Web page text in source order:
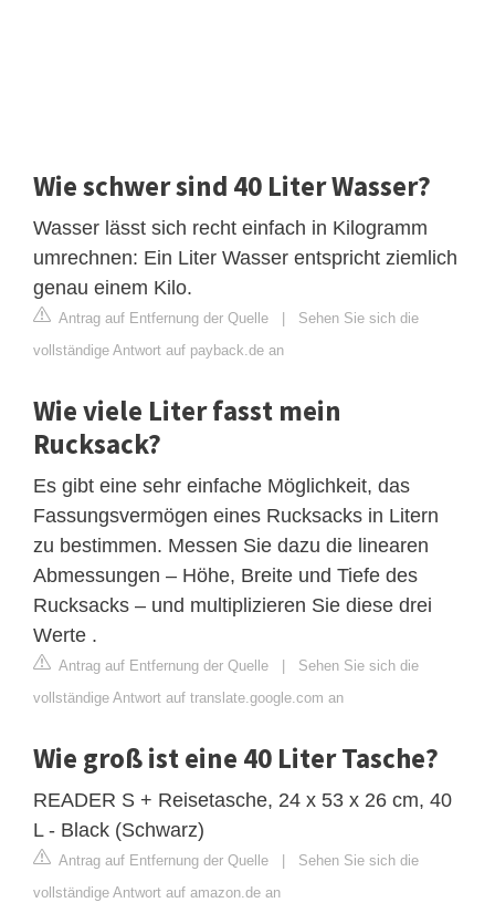
Wie schwer sind 40 Liter Wasser?
Wasser lässt sich recht einfach in Kilogramm
umrechnen: Ein Liter Wasser entspricht ziemlich
genau einem Kilo.
Antrag auf Entfernung der Quelle | Sehen Sie sich die
vollständige Antwort auf payback.de an
Wie viele Liter fasst mein
Rucksack?
Es gibt eine sehr einfache Möglichkeit, das
Fassungsvermögen eines Rucksacks in Litern
zu bestimmen. Messen Sie dazu die linearen
Abmessungen – Höhe, Breite und Tiefe des
Rucksacks – und multiplizieren Sie diese drei
Werte .
Antrag auf Entfernung der Quelle | Sehen Sie sich die
vollständige Antwort auf translate.google.com an
Wie groß ist eine 40 Liter Tasche?
READER S + Reisetasche, 24 x 53 x 26 cm, 40
L - Black (Schwarz)
Antrag auf Entfernung der Quelle | Sehen Sie sich die
vollständige Antwort auf amazon.de an